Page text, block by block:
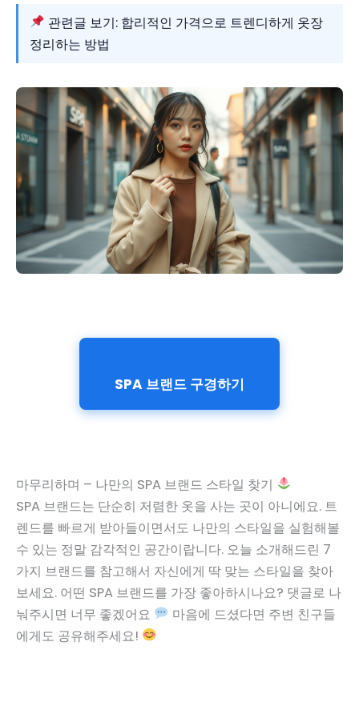
관련글 보기: 합리적인 가격으로 트렌디하게 옷장
정리하는 방법
SPA 브랜드 구경하기
마무리하며 – 나만의 SPA 브랜드 스타일 찾기
SPA 브랜드는 단순히 저렴한 옷을 사는 곳이 아니에요. 트
렌드를 빠르게 받아들이면서도 나만의 스타일을 실험해볼
수 있는 정말 감각적인 공간이랍니다. 오늘 소개해드린 7
가지 브랜드를 참고해서 자신에게 딱 맞는 스타일을 찾아
보세요. 어떤 SPA 브랜드를 가장 좋아하시나요? 댓글로 나
눠주시면 너무 좋겠어요
마음에 드셨다면 주변 친구들
에게도 공유해주세요!